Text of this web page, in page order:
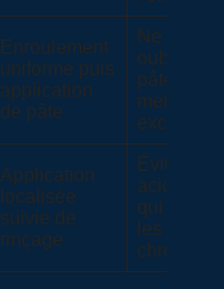
Enroulement
uniforme puis
application
de pâte
Ne pas
oublier la
pâte ou
mettre en
excès
Application
localisée
suivie de
rinçage
Éviter les
acides
qui
les
chromes